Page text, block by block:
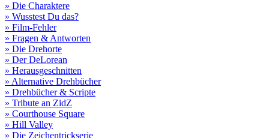
» Die Charaktere
» Wusstest Du das?
» Film-Fehler
» Fragen & Antworten
» Die Drehorte
» Der DeLorean
» Herausgeschnitten
» Alternative Drehbücher
» Drehbücher & Scripte
» Tribute an ZidZ
» Courthouse Square
» Hill Valley
» Die Zeichentrickserie